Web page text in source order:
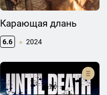
Карающая длань
6.6 2024